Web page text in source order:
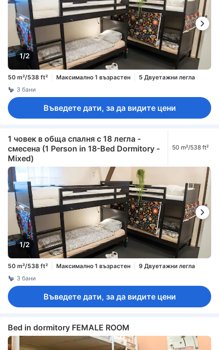
1/2
50 m²/538 ft² Максимално 1 възрастен
5 Двуетажни легла
3 бани
Въведете дати, за да видите цени
1 човек в обща спалня с 18 легла -
смесена (1 Person in 18-Bed Dormitory -
Mixed)
50 m²/538 ft²
1/2
50 m²/538 ft² Максимално 1 възрастен
9 Двуетажни легла
3 бани
Въведете дати, за да видите цени
Bed in dormitory FEMALE ROOM